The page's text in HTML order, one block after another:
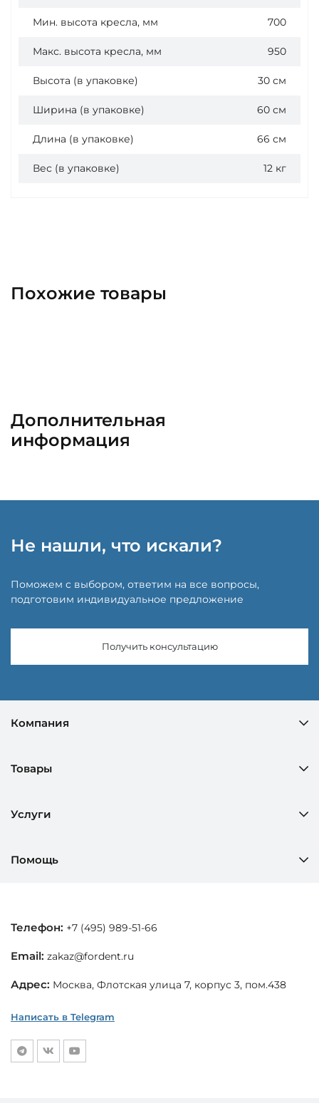
Мин. высота кресла, мм 700
Макс. высота кресла, мм 950
Высота (в упаковке) 30 см
Ширина (в упаковке) 60 см
Длина (в упаковке) 66 см
Вес (в упаковке) 12 кг
Похожие товары
Дополнительная
информация
Не нашли, что искали?
Поможем с выбором, ответим на все вопросы,
подготовим индивидуальное предложение
Получить консультацию
Компания
Товары
Услуги
Помощь
Телефон: +7 (495) 989-51-66
Email: zakaz@fordent.ru
Адрес: Москва, Флотская улица 7, корпус 3, пом.438
Написать в Telegram